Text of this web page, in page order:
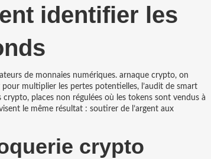
identifier les
de monnaies numériques. arnaque crypto, on
multiplier les pertes potentielles, l’audit de smart
crypto, places non régulées où les tokens sont vendus à
le même résultat : soutirer de l’argent aux
crypto